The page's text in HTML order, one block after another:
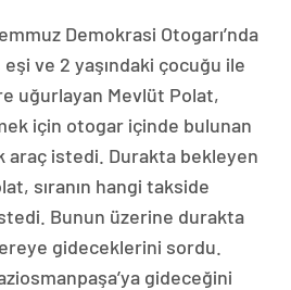
Demokrasi Otogarı’nda
ve 2 yaşındaki çocuğu ile
uğurlayan Mevlüt Polat,
için otogar içinde bulunan
araç istedi. Durakta bekleyen
sıranın hangi takside
Bunun üzerine durakta
gideceklerini sordu.
gideceğini